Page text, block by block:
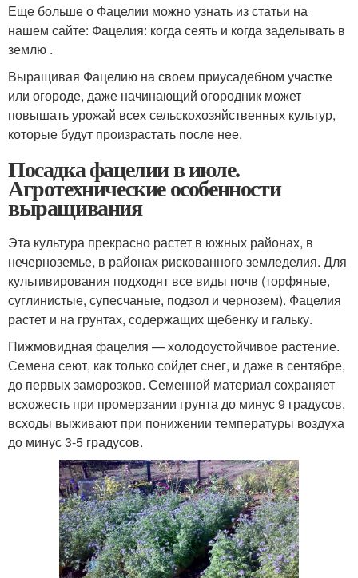
Еще больше о Фацелии можно узнать из статьи на
нашем сайте: Фацелия: когда сеять и когда заделывать в
землю .
Выращивая Фацелию на своем приусадебном участке
или огороде, даже начинающий огородник может
повышать урожай всех сельскохозяйственных культур,
которые будут произрастать после нее.
Посадка фацелии в июле.
Агротехнические особенности
выращивания
Эта культура прекрасно растет в южных районах, в
нечерноземье, в районах рискованного земледелия. Для
культивирования подходят все виды почв (торфяные,
суглинистые, супесчаные, подзол и чернозем). Фацелия
растет и на грунтах, содержащих щебенку и гальку.
Пижмовидная фацелия — холодоустойчивое растение.
Семена сеют, как только сойдет снег, и даже в сентябре,
до первых заморозков. Семенной материал сохраняет
всхожесть при промерзании грунта до минус 9 градусов,
всходы выживают при понижении температуры воздуха
до минус 3-5 градусов.